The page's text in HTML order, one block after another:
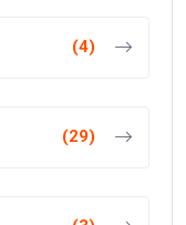
(4)
(29)